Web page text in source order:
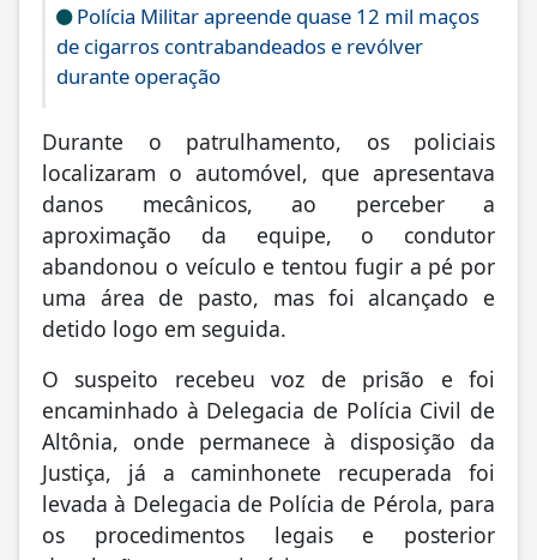
Polícia Militar apreende quase 12 mil maços
de cigarros contrabandeados e revólver
durante operação
Durante o patrulhamento, os policiais
localizaram o automóvel, que apresentava
danos mecânicos, ao perceber a
aproximação da equipe, o condutor
abandonou o veículo e tentou fugir a pé por
uma área de pasto, mas foi alcançado e
detido logo em seguida.
O suspeito recebeu voz de prisão e foi
encaminhado à Delegacia de Polícia Civil de
Altônia, onde permanece à disposição da
Justiça, já a caminhonete recuperada foi
levada à Delegacia de Polícia de Pérola, para
os procedimentos legais e posterior